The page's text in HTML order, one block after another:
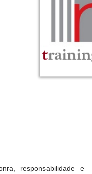
responsabilidade e